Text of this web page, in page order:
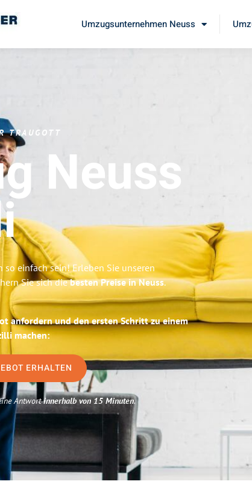
Umzugsunternehmen Neuss
TRAUGOTT
Neuss
so einfach sein! Erleben Sie unseren
Sie sich diebesten Preise in Neuss.
anfordern und den ersten Schritt zu einem
machen:
ERHALTEN
Antwortinnerhalb von 15 Minuten.